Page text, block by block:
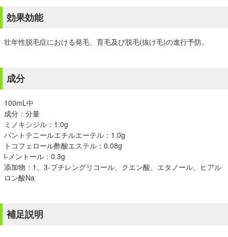
効果効能
壮年性脱毛症における発毛、育毛及び脱毛(抜け毛)の進行予防。
成分
100mL中
成分：分量
ミノキシジル：1.0g
パントテニールエチルエーテル：1.0g
トコフェロール酢酸エステル：0.08g
l-メントール：0.3g
添加物：1、3-ブチレングリコール、クエン酸、エタノール、ヒアル
ロン酸Na
補足説明